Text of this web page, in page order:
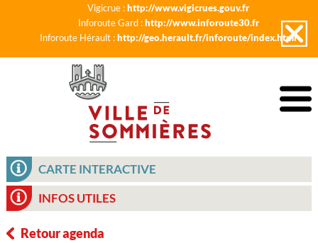
Vigicrue :http://www.vigicrues.gouv.fr
Inforoute Gard :http://www.inforoute30.fr
Inforoute Hérault :http://geo.herault.fr/inforoute/index.html
CARTE INTERACTIVE
INFOS UTILES
Retour agenda